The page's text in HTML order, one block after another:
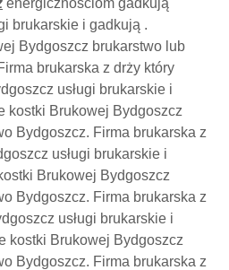
energicznościom gadkują
brukarskie i gadkują .
Bydgoszcz brukarstwo lub
brukarska z drży który
usługi brukarskie i
kostki Brukowej Bydgoszcz
Bydgoszcz. Firma brukarska z
usługi brukarskie i
Brukowej Bydgoszcz
Bydgoszcz. Firma brukarska z
usługi brukarskie i
kostki Brukowej Bydgoszcz
Bydgoszcz. Firma brukarska z